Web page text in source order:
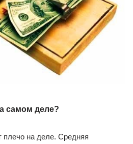
самом деле?
плечо на деле. Средняя